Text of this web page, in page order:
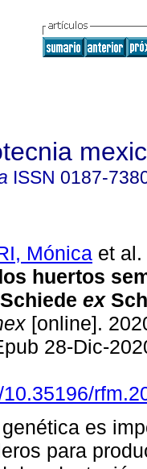
ISSN 0187-
Mónica et al.
huertos
Schiede ex
[online].
28-Dic-
es
para